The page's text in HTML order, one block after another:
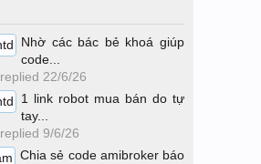
Nhờ các bác bẻ khoá giúp
code...
replied 22/6/26
1 link robot mua bán do tự
tay...
replied 9/6/26
Chia sẻ code amibroker báo